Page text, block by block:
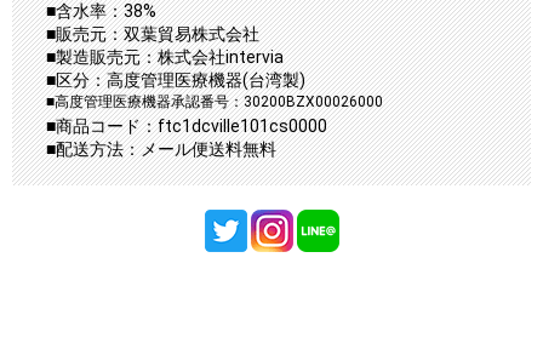
■含水率：38%
■販売元：双葉貿易株式会社
■製造販売元：株式会社intervia
■区分：高度管理医療機器(台湾製)
■高度管理医療機器承認番号：30200BZX00026000
■商品コード：ftc1dcville101cs0000
■配送方法：メール便送料無料